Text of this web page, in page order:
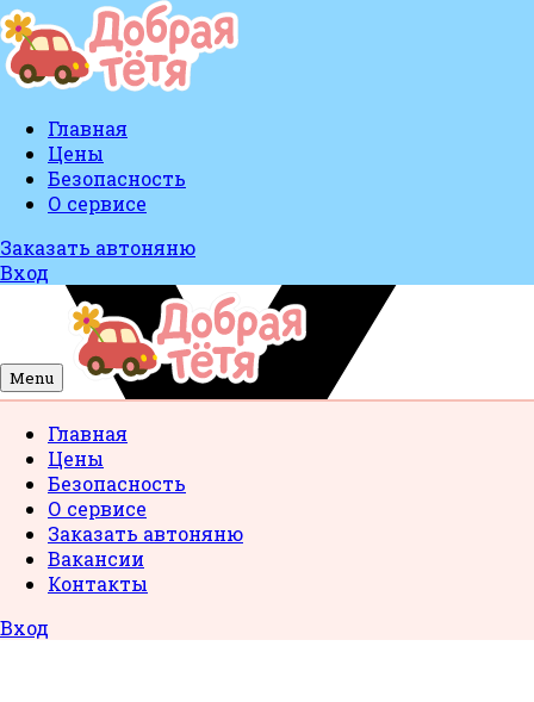
Главная
Цены
Безопасность
О сервисе
Заказать автоняню
Вход
Menu
Главная
Цены
Безопасность
О сервисе
Заказать автоняню
Вакансии
Контакты
Вход